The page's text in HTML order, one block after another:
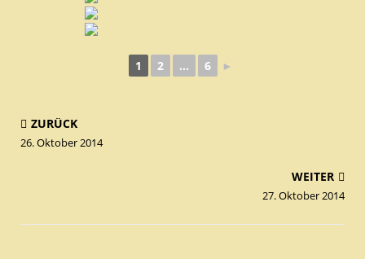
1 2 ... 6 ►
ZURÜCK
26. Oktober 2014
WEITER
27. Oktober 2014